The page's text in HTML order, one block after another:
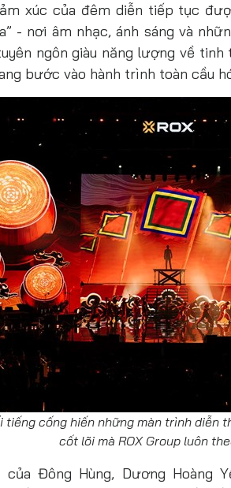
xúc của đêm diễn tiếp tục
- nơi âm nhạc, ánh sáng và
ngôn giàu năng lượng về
bước vào hành trình toàn cầu
tiếng cống hiến những màn trình diễn
cốt lõi mà ROX Group luôn
Đông Hùng, Dương Hoàng